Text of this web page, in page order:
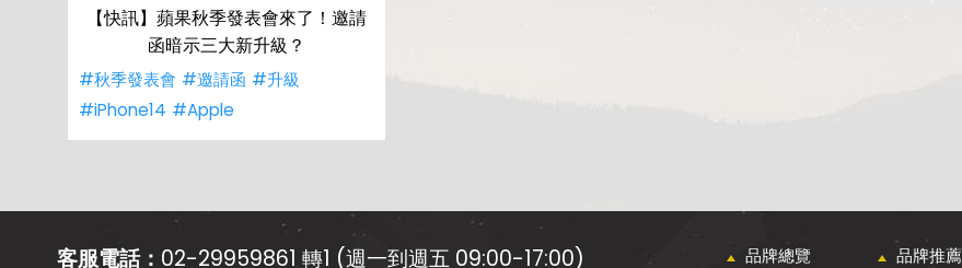
【快訊】蘋果秋季發表會來了！邀請
函暗示三大新升級？
#秋季發表會 #邀請函 #升級
#iPhone14 #Apple
客服電話： 02-29959861 轉1 (週一到週五 09:00-17:00) 品牌總覽 品牌推薦